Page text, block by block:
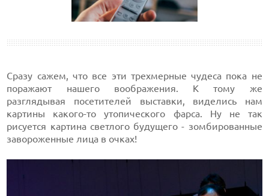
Сразу сажем, что все эти трехмерные чудеса пока не
поражают нашего воображения. К тому же
разглядывая посетителей выставки, виделись нам
картины какого-то утопического фарса. Ну не так
рисуется картина светлого будущего - зомбированные
завороженные лица в очках!